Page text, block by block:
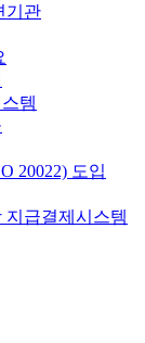
기관
템
20022) 도입
지급결제시스템